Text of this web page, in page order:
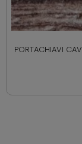
PORTACHIAVI